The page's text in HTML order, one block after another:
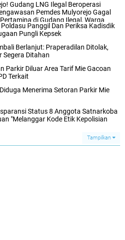
Gudang LNG Ilegal Beroperasi
Pemdes Mulyorejo Gagal
di Gudang Ilegal, Warga
Bahaya, Pengawasan Pemdes
Poldasu Panggil Dan Periksa Kadisdik
Pungli Kepsek
Berlanjut: Praperadilan Ditolak,
Segera Ditahan
Parkir Diluar Area Tarif Mie Gacoan
Terkait
Menerima Setoran Parkir Mie
Status 8 Anggota Satnarkoba
"Melanggar Kode Etik Kepolisian
Tampilkan